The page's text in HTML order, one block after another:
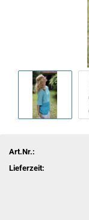
Art.Nr.:
Lieferzeit: